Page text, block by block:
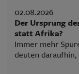
02.08.2026
Der Ursprung
statt Afrika?
Immer mehr
deuten daraufhin,